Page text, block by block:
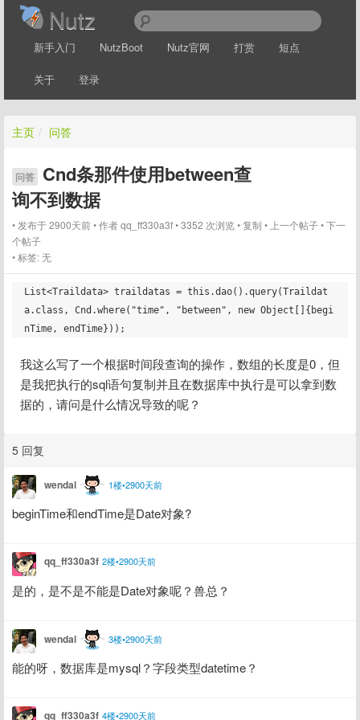
Nutz
新手入门 NutzBoot Nutz官网 打赏 短点
关于 登录
主页 / 问答
问答
Cnd条那件使用between查
询不到数据
发布于 2900天前 作者qq_ff330a3f 3352 次浏览 复制 上一个帖子 下一
个帖子
标签:无
List<Traildata> traildatas = this.dao().query(Traildat
a.class, Cnd.where("time", "between", new Object[]{begi
我这么写了一个根据时间段查询的操作，数组的长度是0，但
是我把执行的sql语句复制并且在数据库中执行是可以拿到数
据的，请问是什么情况导致的呢？
5 回复
wendal 1楼•2900天前
beginTime和endTime是Date对象?
qq_ff330a3f 2楼•2900天前
是的，是不是不能是Date对象呢？兽总？
wendal 3楼•2900天前
能的呀，数据库是mysql？字段类型datetime？
qq_ff330a3f 4楼•2900天前